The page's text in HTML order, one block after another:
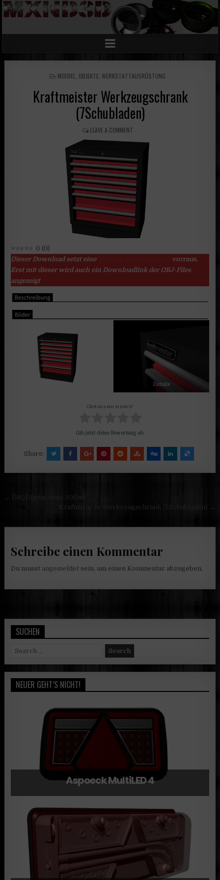
POSTED
MOEBEL OBJEKTE WERKSTATTAUSRÜSTUNG
Kraftmeister Werkzeugschrank
(7Schubladen)
LEAVE A COMMENT
0 (0)
Dieser Download setzt eine
vorraus.
Erst mit dieser wird auch ein Downloadlink der OBJ-Files
angezeigt
Details
Click on a star to rate it!
Gib jetzt deine Bewertung ab.
Share:
Beitragsnavigation
← [HQ] Spraydose 500ml
Kraftmeister Werkzeugschrank (5Schubladen) →
Schreibe einen Kommentar
Du musst angemeldet sein, um einen Kommentar abzugeben.
SUCHEN
Search
NEUER GEHT’S NICHT!
Aspoeck MultiLED 4